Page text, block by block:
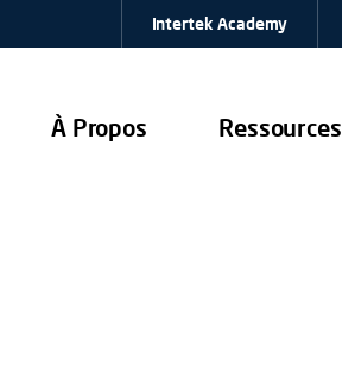
À Propos Ressources
Intertek Academy